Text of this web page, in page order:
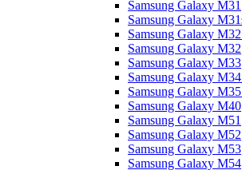
Samsung Galaxy M31
Samsung Galaxy
Samsung Galaxy
Samsung Galaxy M32
Samsung Galaxy M33
Samsung Galaxy
Samsung Galaxy
Samsung Galaxy M40
Samsung Galaxy M51
Samsung Galaxy M52
Samsung Galaxy M53
Samsung Galaxy M54